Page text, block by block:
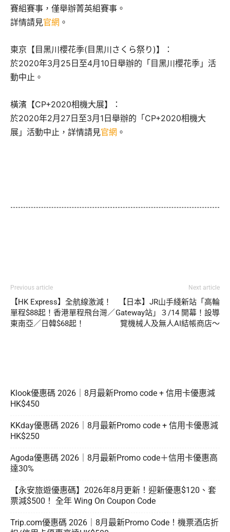
賽組賽事，僅舉辦菁英組賽事。
詳情請見官網 。
東京【目黑川櫻花季(目黒川さくら祭り)】：
於2020年3月25日至4月10日舉辦的「目黑川櫻花季」活
動中止。
橫濱【CP+2020相機大展】：
於2020年2月27日至3月1日舉辦的「CP+2020相機大
展」活動中止，詳情請見官網 。
Previous article
【HK Express】全航線激減！
單程$88起！香港單程飛台灣／
東南亞／日韓$68起！
Next article
【日本】JR山手綫新站「高輪
Gateway站」３/14 開幕！設導
覽機械人及無人AI結帳商店～
Klook優惠碼 2026｜8月最新Promo code + 信用卡優惠減
HK$450
KKday優惠碼 2026｜8月最新Promo code + 信用卡優惠減
HK$250
Agoda優惠碼 2026｜8月最新Promo code＋信用卡優惠高
達30%
【永安旅遊優惠碼】2026年8月更新！迎新優惠$120、套
票減$500！ 全年 Wing On Coupon Code
Trip.com優惠碼 2026｜8月最新Promo Code！機票酒店折